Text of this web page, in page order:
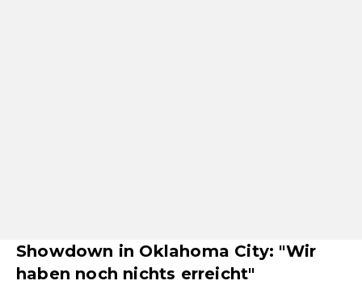
Showdown in Oklahoma City: "Wir
haben noch nichts erreicht"